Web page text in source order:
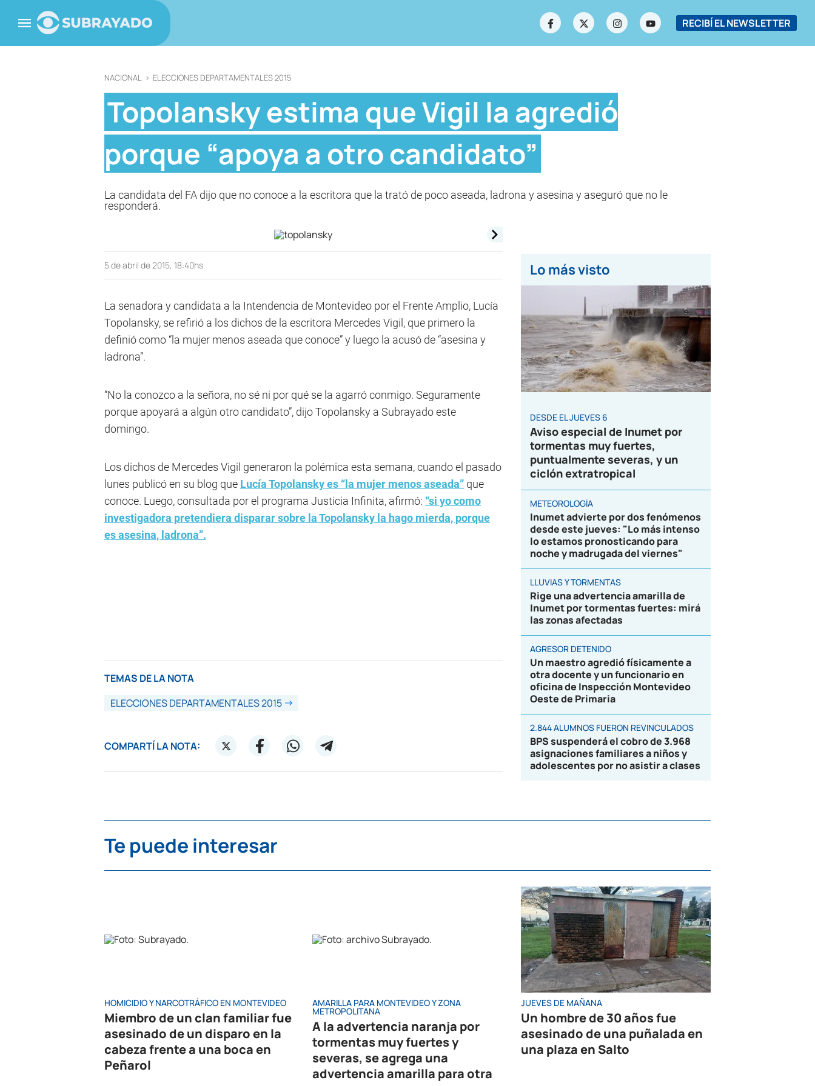
RECIBÍ EL NEWSLETTER
NACIONAL > ELECCIONES DEPARTAMENTALES 2015
Topolansky estima que Vigil la agredió
porque “apoya a otro candidato”
La candidata del FA dijo que no conoce a la escritora que la trató de poco aseada, ladrona y asesina y aseguró que no le
responderá.
5 de abril de 2015, 18:40hs
La senadora y candidata a la Intendencia de Montevideo por el Frente Amplio, Lucía
Topolansky, se refirió a los dichos de la escritora Mercedes Vigil, que primero la
definió como “la mujer menos aseada que conoce” y luego la acusó de “asesina y
ladrona”.
“No la conozco a la señora, no sé ni por qué se la agarró conmigo. Seguramente
porque apoyará a algún otro candidato”, dijo Topolansky a Subrayado este
domingo.
Los dichos de Mercedes Vigil generaron la polémica esta semana, cuando el pasado
lunes publicó en su blog que Lucía Topolansky es “la mujer menos aseada” que
conoce. Luego, consultada por el programa Justicia Infinita, afirmó: “si yo como
investigadora pretendiera disparar sobre la Topolansky la hago mierda, porque
es asesina, ladrona”.
TEMAS DE LA NOTA
ELECCIONES DEPARTAMENTALES 2015
COMPARTÍ LA NOTA:
Lo más visto
DESDE EL JUEVES 6
Aviso especial de Inumet por
tormentas muy fuertes,
puntualmente severas, y un
ciclón extratropical
METEOROLOGÍA
Inumet advierte por dos fenómenos
desde este jueves: "Lo más intenso
lo estamos pronosticando para
noche y madrugada del viernes"
LLUVIAS Y TORMENTAS
Rige una advertencia amarilla de
Inumet por tormentas fuertes: mirá
las zonas afectadas
AGRESOR DETENIDO
Un maestro agredió físicamente a
otra docente y un funcionario en
oficina de Inspección Montevideo
Oeste de Primaria
2.844 ALUMNOS FUERON REVINCULADOS
BPS suspenderá el cobro de 3.968
asignaciones familiares a niños y
adolescentes por no asistir a clases
Te puede interesar
HOMICIDIO Y NARCOTRÁFICO EN MONTEVIDEO
Miembro de un clan familiar fue
asesinado de un disparo en la
cabeza frente a una boca en
Peñarol
AMARILLA PARA MONTEVIDEO Y ZONA
METROPOLITANA
A la advertencia naranja por
tormentas muy fuertes y
severas, se agrega una
advertencia amarilla para otra
JUEVES DE MAÑANA
Un hombre de 30 años fue
asesinado de una puñalada en
una plaza en Salto